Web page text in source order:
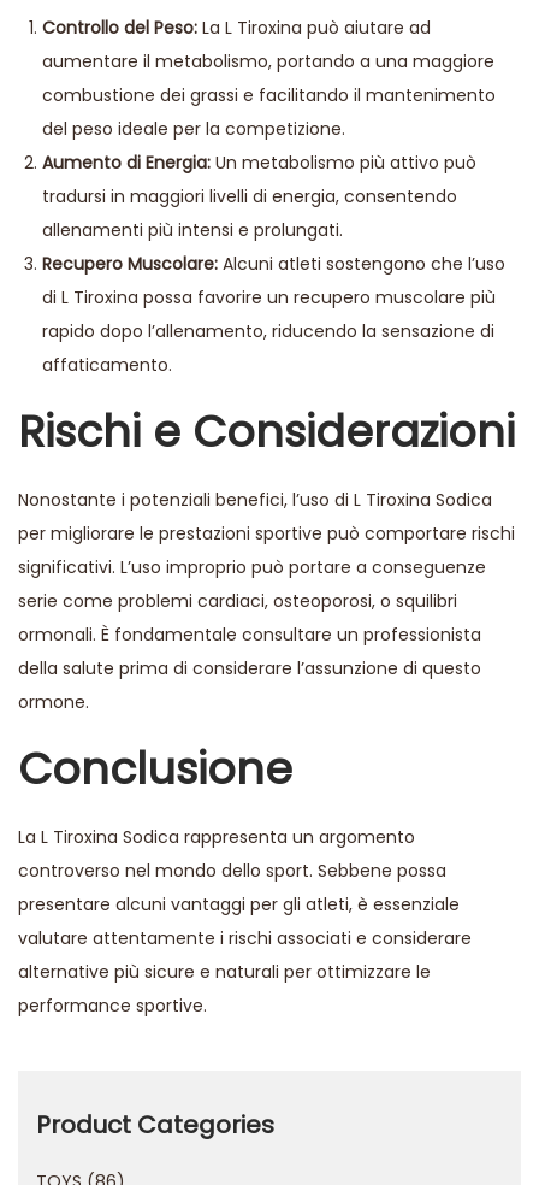
Controllo del Peso: La L Tiroxina può aiutare ad
aumentare il metabolismo, portando a una maggiore
combustione dei grassi e facilitando il mantenimento
del peso ideale per la competizione.
Aumento di Energia: Un metabolismo più attivo può
tradursi in maggiori livelli di energia, consentendo
allenamenti più intensi e prolungati.
Recupero Muscolare: Alcuni atleti sostengono che l’uso
di L Tiroxina possa favorire un recupero muscolare più
rapido dopo l’allenamento, riducendo la sensazione di
affaticamento.
Rischi e Considerazioni
Nonostante i potenziali benefici, l’uso di L Tiroxina Sodica
per migliorare le prestazioni sportive può comportare rischi
significativi. L’uso improprio può portare a conseguenze
serie come problemi cardiaci, osteoporosi, o squilibri
ormonali. È fondamentale consultare un professionista
della salute prima di considerare l’assunzione di questo
ormone.
Conclusione
La L Tiroxina Sodica rappresenta un argomento
controverso nel mondo dello sport. Sebbene possa
presentare alcuni vantaggi per gli atleti, è essenziale
valutare attentamente i rischi associati e considerare
alternative più sicure e naturali per ottimizzare le
performance sportive.
Product Categories